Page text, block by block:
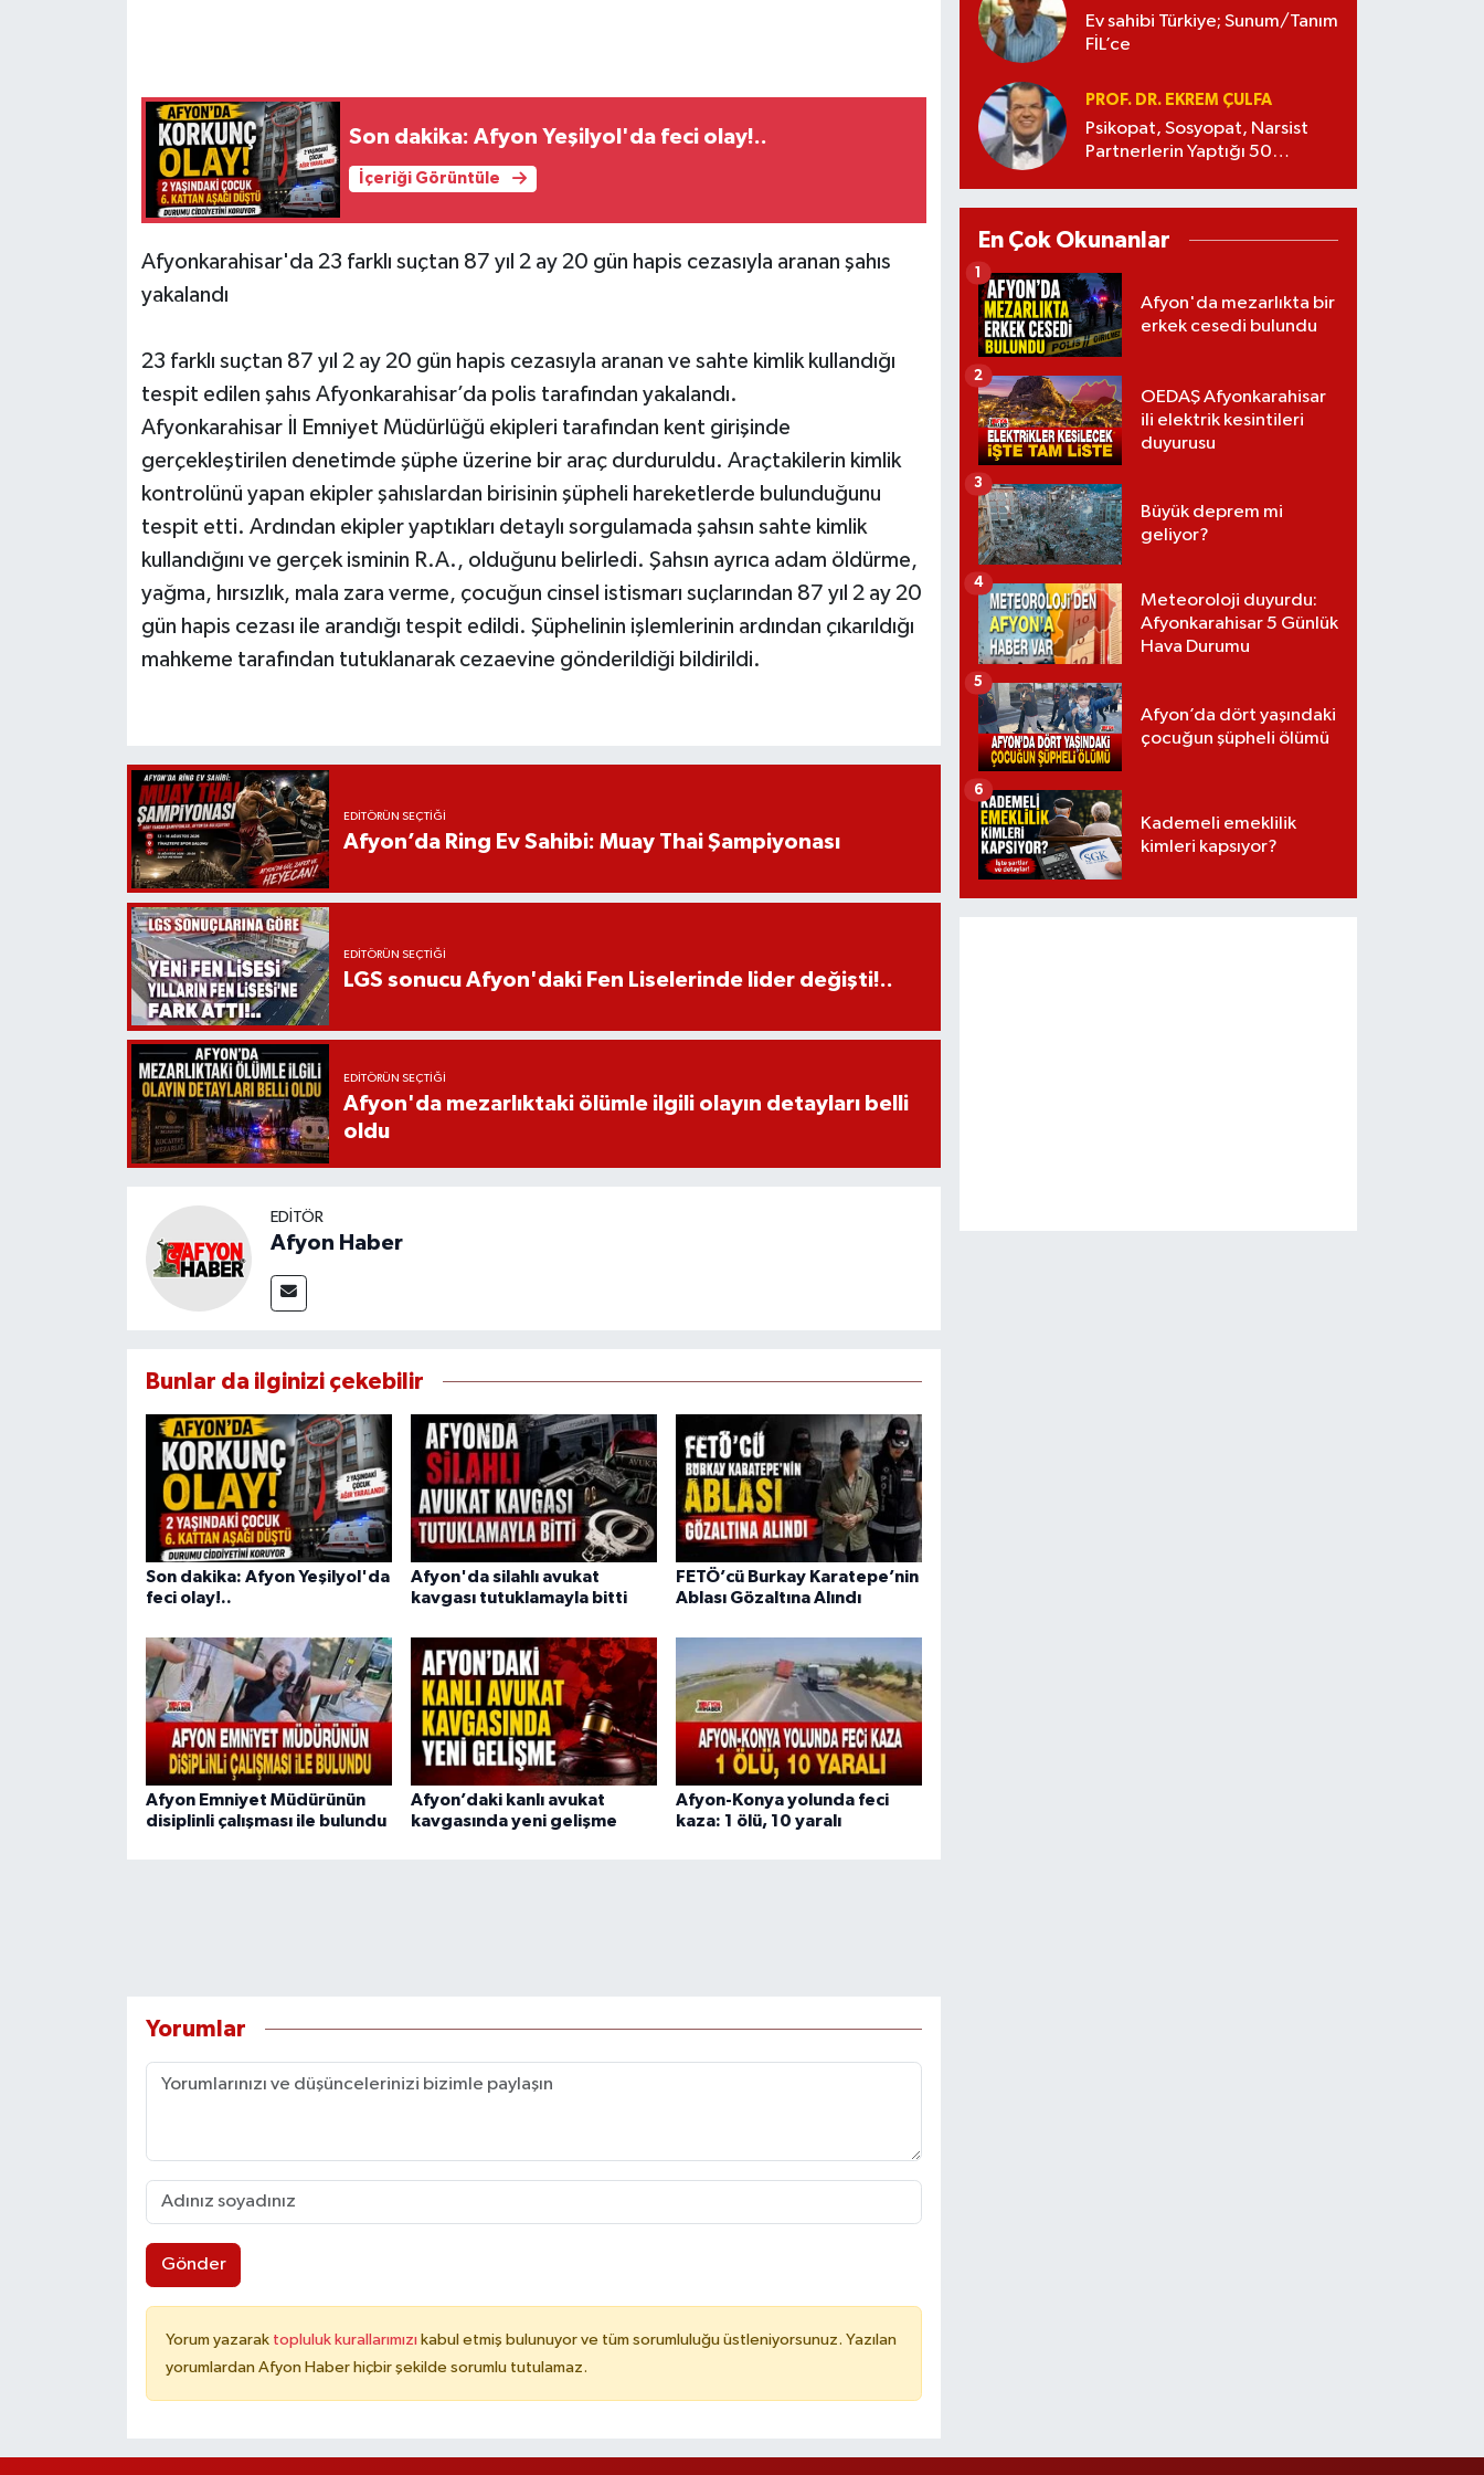
Son dakika: Afyon Yeşilyol'da feci olay!..
İçeriği Görüntüle
Afyonkarahisar'da 23 farklı suçtan 87 yıl 2 ay 20 gün hapis cezasıyla aranan şahıs
yakalandı
23 farklı suçtan 87 yıl 2 ay 20 gün hapis cezasıyla aranan ve sahte kimlik kullandığı
tespit edilen şahıs Afyonkarahisar’da polis tarafından yakalandı.
Afyonkarahisar İl Emniyet Müdürlüğü ekipleri tarafından kent girişinde
gerçekleştirilen denetimde şüphe üzerine bir araç durduruldu. Araçtakilerin kimlik
kontrolünü yapan ekipler şahıslardan birisinin şüpheli hareketlerde bulunduğunu
tespit etti. Ardından ekipler yaptıkları detaylı sorgulamada şahsın sahte kimlik
kullandığını ve gerçek isminin R.A., olduğunu belirledi. Şahsın ayrıca adam öldürme,
yağma, hırsızlık, mala zara verme, çocuğun cinsel istismarı suçlarından 87 yıl 2 ay 20
gün hapis cezası ile arandığı tespit edildi. Şüphelinin işlemlerinin ardından çıkarıldığı
mahkeme tarafından tutuklanarak cezaevine gönderildiği bildirildi.
EDITÖRÜN SEÇTIĞI
Afyon’da Ring Ev Sahibi: Muay Thai Şampiyonası
EDITÖRÜN SEÇTIĞI
LGS sonucu Afyon'daki Fen Liselerinde lider değişti!..
EDITÖRÜN SEÇTIĞI
Afyon'da mezarlıktaki ölümle ilgili olayın detayları belli
oldu
EDITÖR
Afyon Haber
Bunlar da ilginizi çekebilir
Son dakika: Afyon Yeşilyol'da
feci olay!..
Afyon'da silahlı avukat
kavgası tutuklamayla bitti
FETÖ’cü Burkay Karatepe’nin
Ablası Gözaltına Alındı
Afyon Emniyet Müdürünün
disiplinli çalışması ile bulundu
Afyon’daki kanlı avukat
kavgasında yeni gelişme
Afyon-Konya yolunda feci
kaza: 1 ölü, 10 yaralı
Yorumlar
Gönder
Yorum yazarak topluluk kurallarımızı kabul etmiş bulunuyor ve tüm sorumluluğu üstleniyorsunuz. Yazılan
yorumlardan Afyon Haber hiçbir şekilde sorumlu tutulamaz.
Ev sahibi Türkiye; Sunum/Tanım
FİL’ce
PROF. DR. EKREM ÇULFA
Psikopat, Sosyopat, Narsist
Partnerlerin Yaptığı 50
En Çok Okunanlar
Afyon'da mezarlıkta bir
erkek cesedi bulundu
1
OEDAŞ Afyonkarahisar
ili elektrik kesintileri
duyurusu
2
Büyük deprem mi
geliyor?
3
Meteoroloji duyurdu:
Afyonkarahisar 5 Günlük
Hava Durumu
4
Afyon’da dört yaşındaki
çocuğun şüpheli ölümü
5
Kademeli emeklilik
kimleri kapsıyor?
6